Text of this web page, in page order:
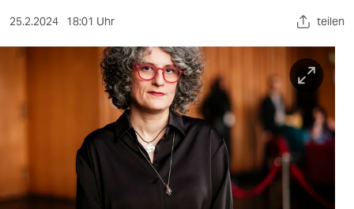
sport
berlin
verlag
verlag
25.2.2024 18:01 Uhr teilen